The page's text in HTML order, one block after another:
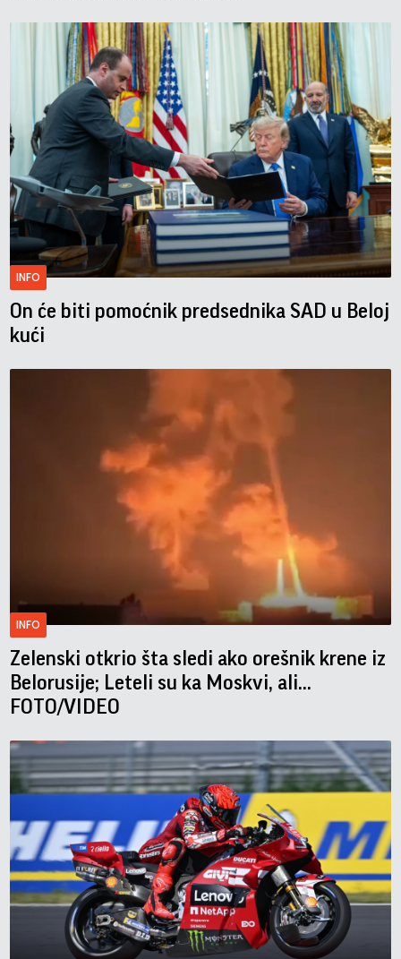
INFO
On će biti pomoćnik predsednika SAD u Beloj
kući
INFO
Zelenski otkrio šta sledi ako orešnik krene iz
Belorusije; Leteli su ka Moskvi, ali...
FOTO/VIDEO